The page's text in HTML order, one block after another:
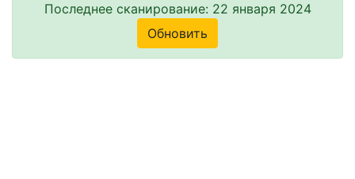
Последнее сканирование: 22 января 2024
Обновить